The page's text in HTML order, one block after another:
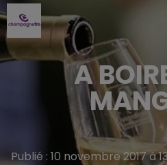
A
Publié : 10 novembre 2017 à